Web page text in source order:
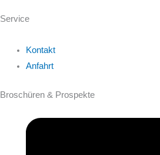
Service
Kontakt
Anfahrt
Broschüren & Prospekte